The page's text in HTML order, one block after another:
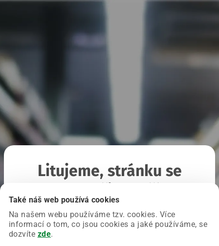
Také náš web používá cookies
Na našem webu používáme tzv. cookies. Více
informací o tom, co jsou cookies a jaké používáme, se
dozvíte zde.
Litujeme, stránku se
Chyba nastala na naší straně a už ji opravujeme.
Zkuste prosím znovu načíst požadovanou stránku.